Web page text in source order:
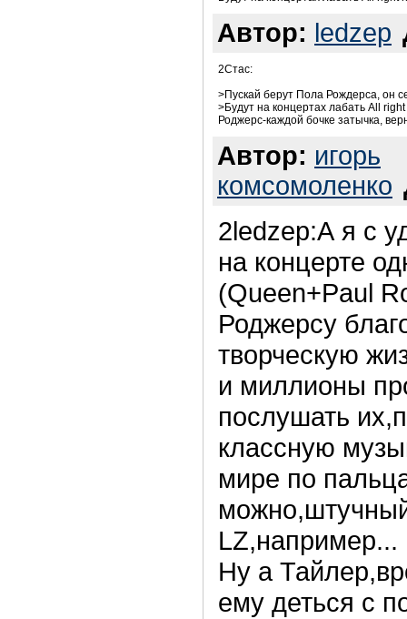
Автор: ledzep
2Стас:
>Пускай берут Пола Рождерса, он
>Будут на концертах лабать All
Роджерс-каждой бочке затычка,
Автор: игорь
комсомоленко
2ledzep:А я с
на концерте
(Queen+Paul
Роджерсу
творческую
и миллионы
послушать
классную
мире по
LZ,например...
Ну а
ему деться с